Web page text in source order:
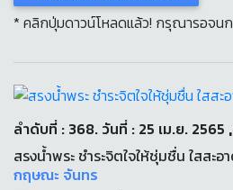
* คลิกปุ่มดาวน์โหลดแล้ว! กรุณารอจน
ลำดับที่ : 368. วันที่ : 25 เม.ย. 2565
สรงน้ำพระ ชำระจิตใจให้ชุ่มชื่น ใสสะ
กฤษณะ จันทร